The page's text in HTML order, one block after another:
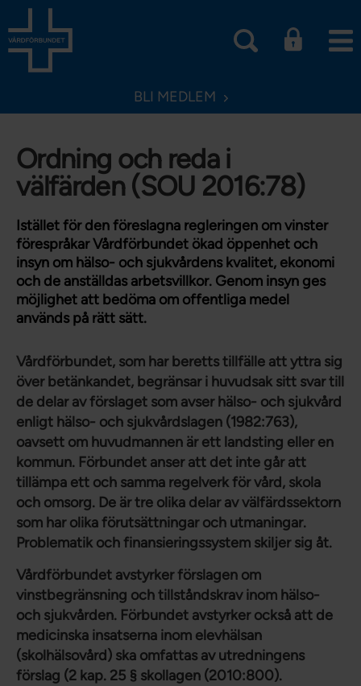
BLI MEDLEM
Ordning och reda i
välfärden (SOU 2016:78)
Istället för den föreslagna regleringen om vinster
förespråkar Vårdförbundet ökad öppenhet och
insyn om hälso- och sjukvårdens kvalitet, ekonomi
och de anställdas arbetsvillkor. Genom insyn ges
möjlighet att bedöma om offentliga medel
används på rätt sätt.
Vårdförbundet, som har beretts tillfälle att yttra sig
över betänkandet, begränsar i huvudsak sitt svar till
de delar av förslaget som avser hälso- och sjukvård
enligt hälso- och sjukvårdslagen (1982:763),
oavsett om huvudmannen är ett landsting eller en
kommun. Förbundet anser att det inte går att
tillämpa ett och samma regelverk för vård, skola
och omsorg. De är tre olika delar av välfärdssektorn
som har olika förutsättningar och utmaningar.
Problematik och finansieringssystem skiljer sig åt.
Vårdförbundet avstyrker förslagen om
vinstbegränsning och tillståndskrav inom hälso-
och sjukvården. Förbundet avstyrker också att de
medicinska insatserna inom elevhälsan
(skolhälsovård) ska omfattas av utredningens
förslag (2 kap. 25 § skollagen (2010:800).